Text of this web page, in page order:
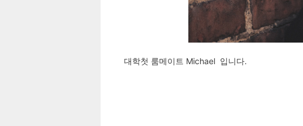
대학첫 룸메이트 Michael 입니다.